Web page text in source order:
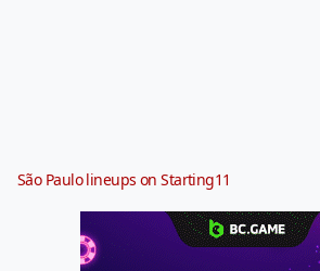
São Paulo lineups on Starting11